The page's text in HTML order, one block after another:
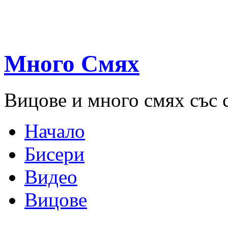
Много Смях
Вицове и много смях със
Начало
Бисери
Видео
Вицове